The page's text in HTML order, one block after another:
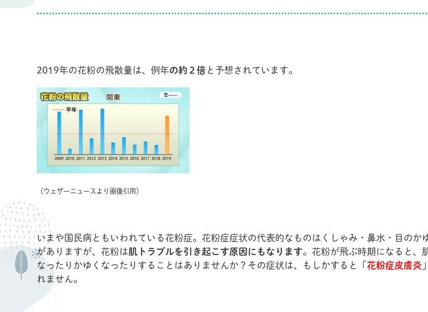
2019年の花粉の飛散量は、例年の約２ 倍 と予想されています。
（ウェザーニュースより画像引用）
いまや国民病ともいわれている花粉症。花粉症症状の代表的なものはくしゃみ・鼻水・目のか
がありますが、花粉は肌トラブルを引き起こす原因にもなります。花粉が飛ぶ時期になると、
なったりかゆくなったりすることはありませんか？その症状は、もしかすると「 花粉症皮膚炎
れません。